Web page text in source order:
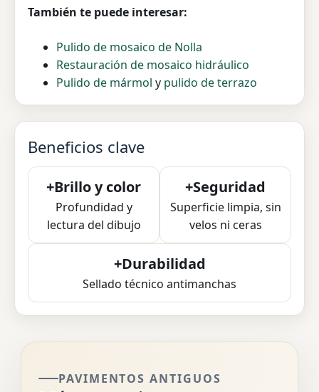
También te puede interesar:
Pulido de mosaico de Nolla
Restauración de mosaico hidráulico
Pulido de mármol y pulido de terrazo
Beneficios clave
+Brillo y color
Profundidad y
lectura del dibujo
+Seguridad
Superficie limpia, sin
velos ni ceras
+Durabilidad
Sellado técnico antimanchas
PAVIMENTOS ANTIGUOS